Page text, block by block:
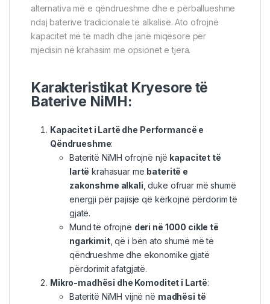
alternativa më e qëndrueshme dhe e përballueshme
ndaj baterive tradicionale të alkalisë. Ato ofrojnë
kapacitet më të madh dhe janë miqësore për
mjedisin në krahasim me opsionet e tjera.
Karakteristikat Kryesore të
Baterive NiMH:
Kapacitet i Lartë dhe Performancë e
Qëndrueshme:
Bateritë NiMH ofrojnë një kapacitet të
lartë krahasuar me bateritë e
zakonshme alkali , duke ofruar më shumë
energji për pajisje që kërkojnë përdorim të
gjatë.
Mund të ofrojnë deri në 1000 cikle të
ngarkimit, që i bën ato shumë më të
qëndrueshme dhe ekonomike gjatë
përdorimit afatgjatë.
Mikro-madhësi dhe Komoditet i Lartë:
Bateritë NiMH vijnë në madhësi të